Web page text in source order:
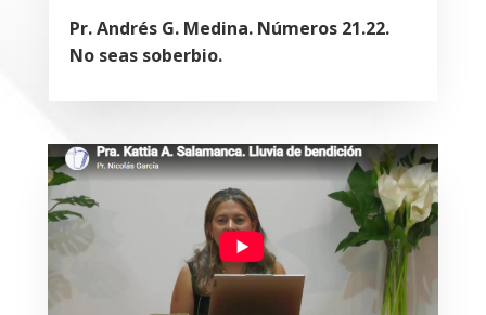
Pr. Andrés G. Medina. Números 21.22.
No seas soberbio.